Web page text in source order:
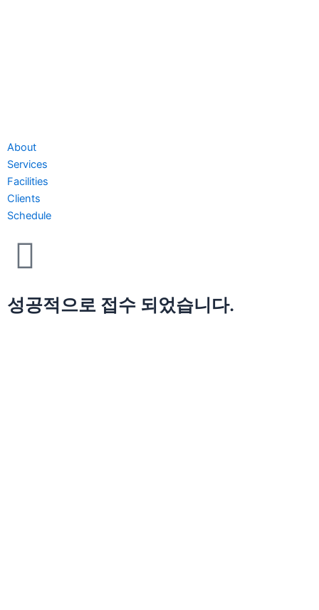
About
Services
Facilities
Clients
Schedule
성공적으로 접수 되었습니다.